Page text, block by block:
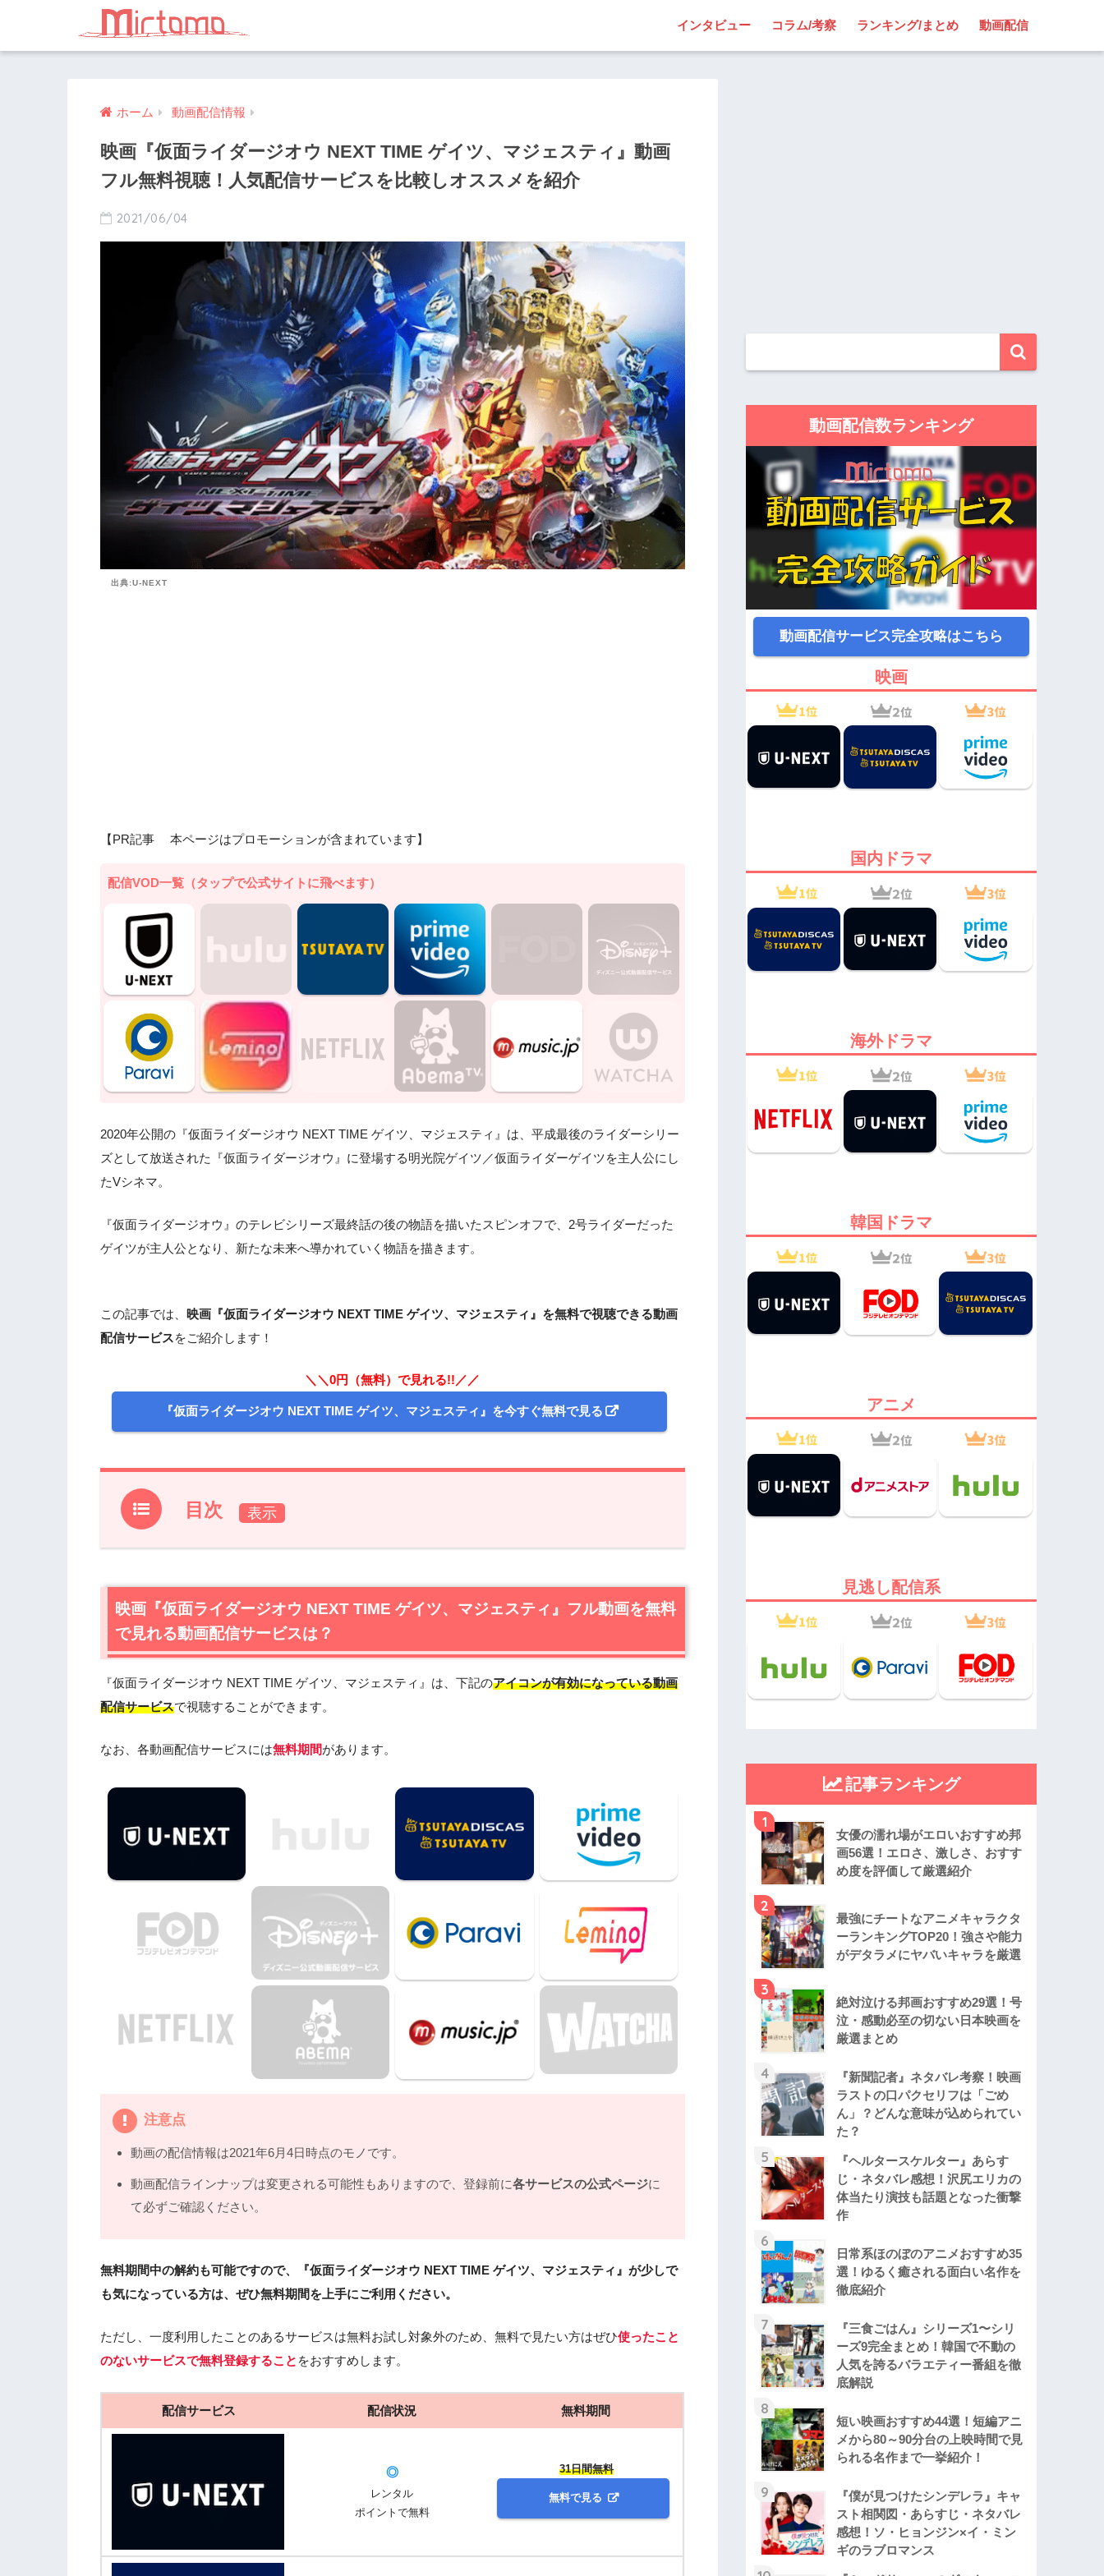
インタビュー コラム/考察 ランキング/まとめ 動画配信
ホーム 動画配信情報
映画『仮面ライダージオウ NEXT TIME ゲイツ、マジェスティ』動画
フル無料視聴！人気配信サービスを比較しオススメを紹介
2021/06/04
出典:U-NEXT
【PR記事 本ページはプロモーションが含まれています】
配信VOD一覧（タップで公式サイトに飛べます）
2020年公開の『仮面ライダージオウ NEXT TIME ゲイツ、マジェスティ』は、平成最後のライダーシリー
ズとして放送された『仮面ライダージオウ』に登場する明光院ゲイツ／仮面ライダーゲイツを主人公にし
たVシネマ。
『仮面ライダージオウ』のテレビシリーズ最終話の後の物語を描いたスピンオフで、2号ライダーだった
ゲイツが主人公となり、新たな未来へ導かれていく物語を描きます。
この記事では、 映画『仮面ライダージオウ NEXT TIME ゲイツ、マジェスティ』を無料で視聴できる動画
配信サービスをご紹介します！
＼＼0円（無料）で見れる!!／／
『仮面ライダージオウ NEXT TIME ゲイツ、マジェスティ』を今すぐ無料で見る
目次
1.映画『仮面ライダージオウ NEXT TIME ゲイツ、マジェスティ』フル動画を無料で見れる動画
すすめ
1.2映画『仮面ライダージオウ NEXT TIME ゲイツ、マジェスティ』を動画配信＆宅配レンタルで
楽しめるTSUTAYA TVもおすすめ
2.
2.2映画『仮面ライダージオウ NEXT TIME ゲイツ、マジェスティ』感想・口コミ
2.4映画『仮面ライダージオウ NEXT TIME ゲイツ、マジェスティ』制作スタッフ
3.
映画『仮面ライダージオウ NEXT TIME ゲイツ、マジェスティ』を見たい人におすすめの関連
作品
『劇場版 仮面ライダージオウ Over Quartzer』（2019年）
『仮面ライダージオウ スピンオフ RIDER TIME 仮面ライダー龍騎』（2019年）
3.3『仮面ライダー平成ジェネレーションズ FOREVER』（2018年）
4.映画『仮面ライダージオウ NEXT TIME ゲイツ、マジェスティ』の動画はDailymotionや
Pandoraではなく、配信サービスで安全に見よう
映画『仮面ライダージオウ NEXT TIME ゲイツ、マジェスティ』動画フル無料視聴まとめ
映画『仮面ライダージオウ NEXT TIME ゲイツ、マジェスティ』フル動画を無料
で見れる動画配信サービスは？
『仮面ライダージオウ NEXT TIME ゲイツ、マジェスティ』は、下記のアイコンが有効になっている動画
配信サービスで視聴することができます。
なお、各動画配信サービスには無料期間があります。
注意点
動画の配信情報は2021年6月4日時点のモノです。
動画配信ラインナップは変更される可能性もありますので、登録前に各サービスの公式ページに
て必ずご確認ください。
無料期間中の解約も可能ですので、『仮面ライダージオウ NEXT TIME ゲイツ、マジェスティ』が少しで
も気になっている方は、ぜひ無料期間を上手にご利用ください。
ただし、一度利用したことのあるサービスは無料お試し対象外のため、無料で見たい方はぜひ使ったこと
のないサービスで無料登録すること をおすすめします。
配信サービス 配信状況 無料期間
◎
レンタル
ポイントで無料
31日間無料
無料で見る
動画配信数ランキング
動画配信サービス完全攻略はこちら
映画
国内ドラマ
海外ドラマ
韓国ドラマ
アニメ
見逃し配信系
記事ランキング
1
女優の濡れ場がエロいおすすめ邦
画56選！エロさ、激しさ、おすす
め度を評価して厳選紹介
2
最強にチートなアニメキャラクタ
ーランキングTOP20！強さや能力
がデタラメにヤバいキャラを厳選
3
絶対泣ける邦画おすすめ29選！号
泣・感動必至の切ない日本映画を
厳選まとめ
4
『新聞記者』ネタバレ考察！映画
ラストの口パクセリフは「ごめ
ん」？どんな意味が込められてい
た？
5
『ヘルタースケルター』あらす
じ・ネタバレ感想！沢尻エリカの
体当たり演技も話題となった衝撃
作
6
日常系ほのぼのアニメおすすめ35
選！ゆるく癒される面白い名作を
徹底紹介
7
『三食ごはん』シリーズ1〜シリ
ーズ9完全まとめ！韓国で不動の
人気を誇るバラエティー番組を徹
底解説
8
短い映画おすすめ44選！短編アニ
メから80～90分台の上映時間で見
られる名作まで一挙紹介！
9
『僕が見つけたシンデレラ』キャ
スト相関図・あらすじ・ネタバレ
感想！ソ・ヒョンジン×イ・ミン
ギのラブロマンス